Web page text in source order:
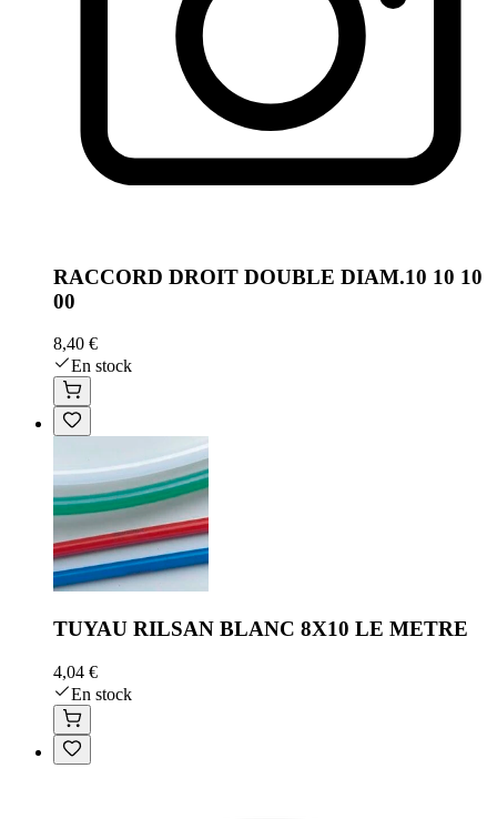
RACCORD DROIT DOUBLE DIAM.10 10 10
00
8,40 €
En stock
TUYAU RILSAN BLANC 8X10 LE METRE
4,04 €
En stock